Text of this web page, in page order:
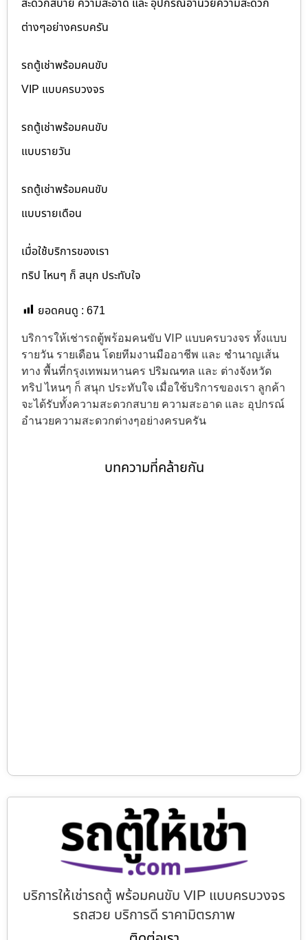
ต่างๆอย่างครบครัน
รถตู้เช่าพร้อมคนขับ
VIP แบบครบวงจร
รถตู้เช่าพร้อมคนขับ
แบบรายวัน
รถตู้เช่าพร้อมคนขับ
แบบรายเดือน
เมื่อใช้บริการของเรา
ทริป ไหนๆ ก็ สนุก ประทับใจ
ยอดคนดู : 671
บริการให้เช่ารถตู้พร้อมคนขับ VIP แบบครบวงจร ทั้งแบบ
รายวัน รายเดือน โดยทีมงานมืออาชีพ และ ชำนาญเส้น
ทาง พื้นที่กรุงเทพมหานคร ปริมณฑล และ ต่างจังหวัด
ทริป ไหนๆ ก็ สนุก ประทับใจ เมื่อใช้บริการของเรา ลูกค้า
จะได้รับทั้งความสะดวกสบาย ความสะอาด และ อุปกรณ์
อำนวยความสะดวกต่างๆอย่างครบครัน
บทความที่คล้ายกัน
บริการให้เช่ารถตู้ พร้อมคนขับ VIP แบบครบวงจร
รถสวย บริการดี ราคามิตรภาพ